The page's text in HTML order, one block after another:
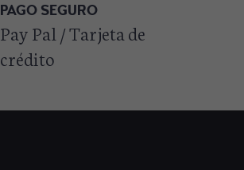
PAGO SEGURO
Pay Pal / Tarjeta de
crédito